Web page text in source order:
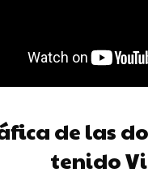
de las
tenido